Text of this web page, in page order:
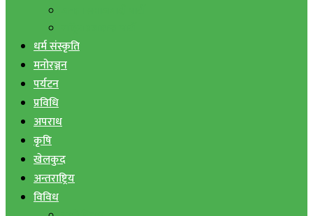
धर्म संस्कृति
मनोरञ्जन
पर्यटन
प्रविधि
अपराध
कृषि
खेलकुद
अन्तराष्ट्रिय
विविध